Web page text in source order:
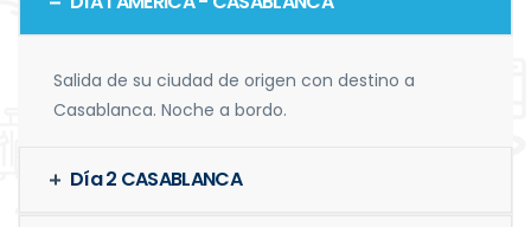
Salida de su ciudad de origen con destino a
Casablanca. Noche a bordo.
Día 2 CASABLANCA